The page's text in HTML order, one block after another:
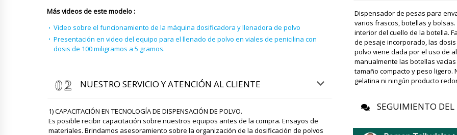
Más videos de este modelo :
Video sobre el funcionamiento de la máquina dosificadora y llenadora de polvo
Presentación en video del equipo para el llenado de polvo en viales de penicilina con
dosis de 100 miligramos a 5 gramos.
NUESTRO SERVICIO Y ATENCIÓN AL CLIENTE
1) CAPACITACIÓN EN TECNOLOGÍA DE DISPENSACIÓN DE POLVO.
Es posible recibir capacitación sobre nuestros equipos antes de la compra. Ensayos de
materiales. Brindamos asesoramiento sobre la organización de la dosificación de polvos
Dispensador de pesas para
varios frascos, botellas y
interior del cuello de la botella.
de pesaje incorporado, las
polvo viene dada por el uso de
manualmente las botellas
tamaño compacto y peso
gelatina ni ningún producto
SEGUIMIENTO DEL
Dime, ¿se fue la máquina
Roman
Emma,
recibirás.
que se
anticipación.